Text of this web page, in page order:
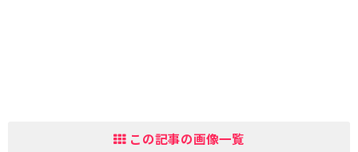
この記事の画像一覧